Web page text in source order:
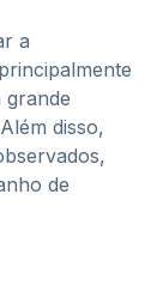
a
grande
disso,
de